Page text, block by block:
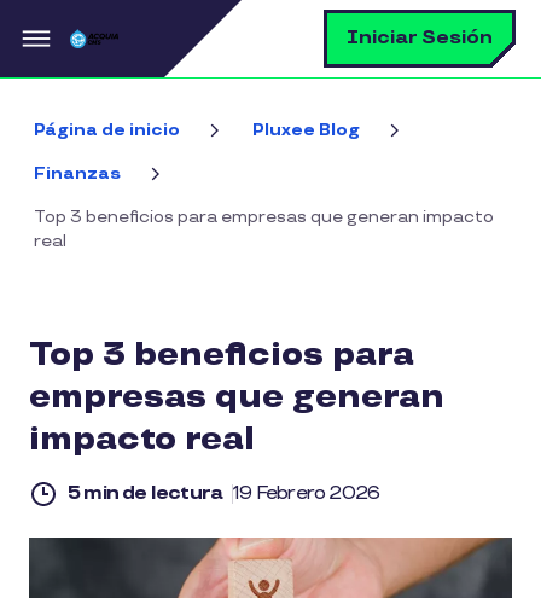
Pasar al contenido principal Iniciar Sesión
Página de inicio Pluxee Blog
Finanzas
Top 3 beneficios para empresas que generan impacto
real
Top 3 beneficios para
empresas que generan
impacto real
5 min de lectura 19 Febrero 2026